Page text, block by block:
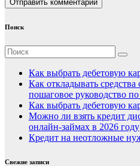
Поиск
Как выбрать дебетовую
Как откладывать средства
пошаговое руководство
Как выбрать дебетовую
Можно ли взять кредит
онлайн-займах в 2026 году
Кредит на неотложные
Свежие записи